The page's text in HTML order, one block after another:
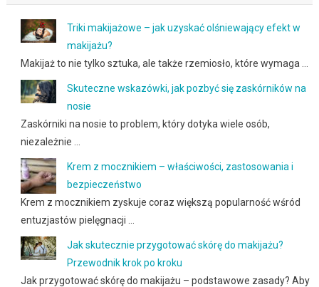
Triki makijażowe – jak uzyskać olśniewający efekt w
makijażu?
Makijaż to nie tylko sztuka, ale także rzemiosło, które wymaga …
Skuteczne wskazówki, jak pozbyć się zaskórników na
nosie
Zaskórniki na nosie to problem, który dotyka wiele osób,
niezależnie …
Krem z mocznikiem – właściwości, zastosowania i
bezpieczeństwo
Krem z mocznikiem zyskuje coraz większą popularność wśród
entuzjastów pielęgnacji …
Jak skutecznie przygotować skórę do makijażu?
Przewodnik krok po kroku
Jak przygotować skórę do makijażu – podstawowe zasady? Aby